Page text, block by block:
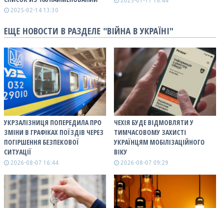
2025-02-14 13:30
ЕЩЕ НОВОСТИ В РАЗДЕЛЕ "ВІЙНА В УКРАЇНІ"
УКРЗАЛІЗНИЦЯ ПОПЕРЕДИЛА ПРО
ЗМІНИ В ГРАФІКАХ ПОЇЗДІВ ЧЕРЕЗ
ПОГІРШЕННЯ БЕЗПЕКОВОЇ
СИТУАЦІЇ
2026-08-07 16:44
ЧЕХІЯ БУДЕ ВІДМОВЛЯТИ У
ТИМЧАСОВОМУ ЗАХИСТІ
УКРАЇНЦЯМ МОБІЛІЗАЦІЙНОГО
ВІКУ
2026-08-07 09:29